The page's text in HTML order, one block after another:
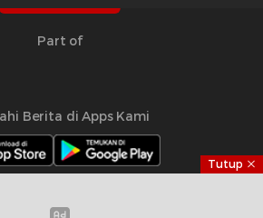
Part of
Berita di Apps Kami
All rights reserved.
Tutup